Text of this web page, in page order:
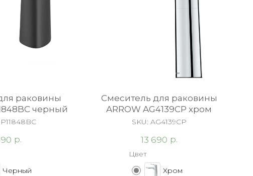
раковины
черный
р.
Черный
Cмеситель для раковины
ARROW AG4139CP хром
SKU: AG4139CP
13 690 р.
Цвет
Хром